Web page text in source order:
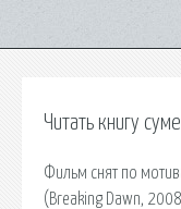
Читать книгу
Фильм снят по
(Breaking Dawn,